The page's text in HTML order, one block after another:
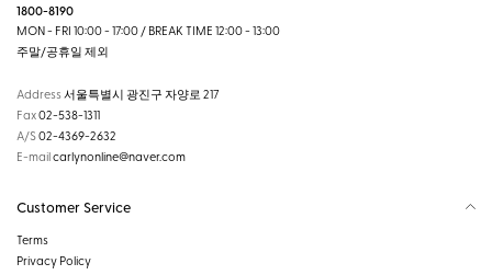
1800-8190
MON - FRI 10:00 - 17:00 / BREAK TIME 12:00 - 13:00
주말/공휴일 제외
Address서울특별시 광진구 자양로 217
Fax02-538-1311
A/S02-4369-2632
E-mailcarlynonline@naver.com
Customer Service
Terms
Privacy Policy